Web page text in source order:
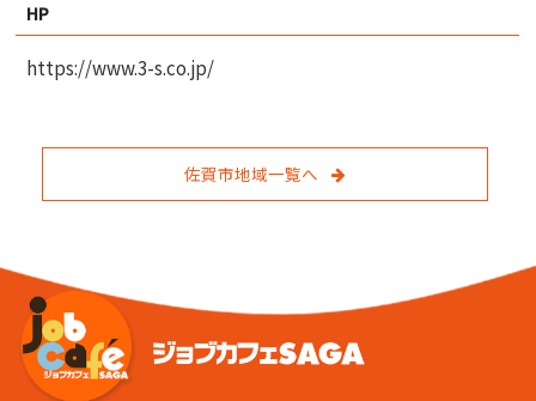
HP
https://www.3-s.co.jp/
佐賀市地域一覧へ